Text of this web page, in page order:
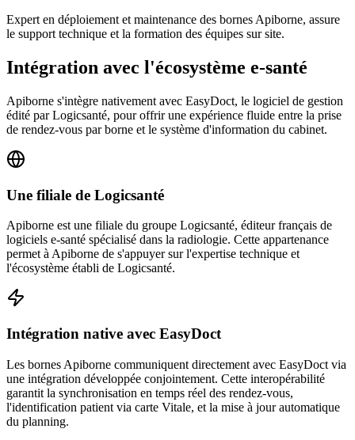
Expert en déploiement et maintenance des bornes Apiborne, assure
le support technique et la formation des équipes sur site.
Intégration avec l'écosystème e-santé
Apiborne s'intègre nativement avec EasyDoct, le logiciel de gestion
édité par Logicsanté, pour offrir une expérience fluide entre la prise
de rendez-vous par borne et le système d'information du cabinet.
Une filiale de Logicsanté
Apiborne est une filiale du groupe Logicsanté, éditeur français de
logiciels e-santé spécialisé dans la radiologie. Cette appartenance
permet à Apiborne de s'appuyer sur l'expertise technique et
l'écosystème établi de Logicsanté.
Intégration native avec EasyDoct
Les bornes Apiborne communiquent directement avec EasyDoct via
une intégration développée conjointement. Cette interopérabilité
garantit la synchronisation en temps réel des rendez-vous,
l'identification patient via carte Vitale, et la mise à jour automatique
du planning.